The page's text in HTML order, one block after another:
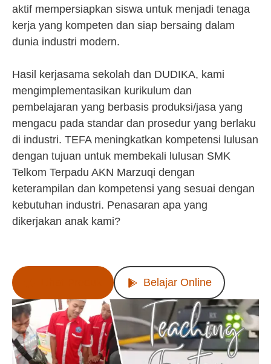
aktif mempersiapkan siswa untuk menjadi tenaga
kerja yang kompeten dan siap bersaing dalam
dunia industri modern.
Hasil kerjasama sekolah dan DUDIKA, kami
mengimplementasikan kurikulum dan
pembelajaran yang berbasis produksi/jasa yang
mengacu pada standar dan prosedur yang berlaku
di industri. TEFA meningkatkan kompetensi lulusan
dengan tujuan untuk membekali lulusan SMK
Telkom Terpadu AKN Marzuqi dengan
keterampilan dan kompetensi yang sesuai dengan
kebutuhan industri. Penasaran apa yang
dikerjakan anak kami?
Belajar Online